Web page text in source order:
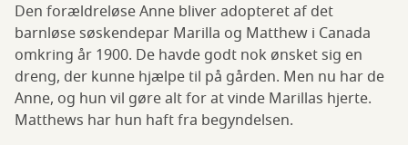
Den forældreløse Anne bliver adopteret af det
barnløse søskendepar Marilla og Matthew i Canada
omkring år 1900. De havde godt nok ønsket sig en
dreng, der kunne hjælpe til på gården. Men nu har de
Anne, og hun vil gøre alt for at vinde Marillas hjerte.
Matthews har hun haft fra begyndelsen.